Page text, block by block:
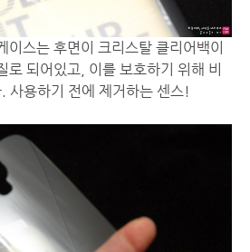
이스는 후면이 크리스탈 클리어백이
로 되어있고, 이를 보호하기 위해 비
사용하기 전에 제거하는 센스!